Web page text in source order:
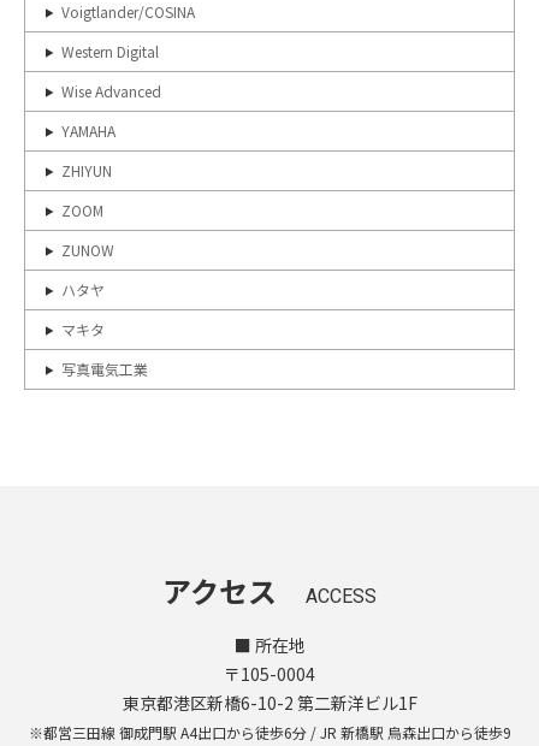
Voigtlander/COSINA
Western Digital
Wise Advanced
YAMAHA
ZHIYUN
ZOOM
ZUNOW
ハタヤ
マキタ
写真電気工業
アクセス ACCESS
■ 所在地
〒105-0004
東京都港区新橋6-10-2 第二新洋ビル1F
※都営三田線 御成門駅 A4出口から徒歩6分 / JR 新橋駅 烏森出口から徒歩9